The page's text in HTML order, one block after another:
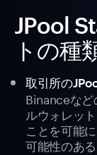
JPool
トの種
取引所の
Binanceな
ルウォレッ
ことを可能
可能性のあ